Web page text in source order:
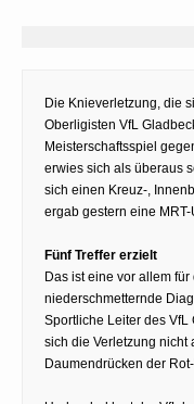
Die Knieverletzung, die
Oberligisten VfL
Meisterschaftsspiel
erwies sich als überaus
sich einen Kreuz-,
ergab gestern eine
Fünf Treffer erzielt
Das ist eine vor allem
niederschmetternde
Sportliche Leiter des VfL
sich die Verletzung nicht
Daumendrücken der